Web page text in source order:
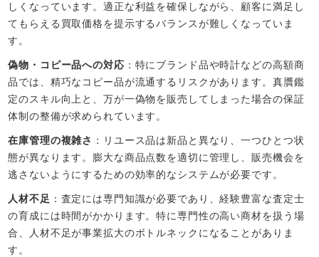
しくなっています。適正な利益を確保しながら、顧客に満足し
てもらえる買取価格を提示するバランスが難しくなっていま
す。
偽物・コピー品への対応 ：特にブランド品や時計などの高額商
品では、精巧なコピー品が流通するリスクがあります。真贋鑑
定のスキル向上と、万が一偽物を販売してしまった場合の保証
体制の整備が求められています。
在庫管理の複雑さ ：リユース品は新品と異なり、一つひとつ状
態が異なります。膨大な商品点数を適切に管理し、販売機会を
逃さないようにするための効率的なシステムが必要です。
人材不足 ：査定には専門知識が必要であり、経験豊富な査定士
の育成には時間がかかります。特に専門性の高い商材を扱う場
合、人材不足が事業拡大のボトルネックになることがありま
す。